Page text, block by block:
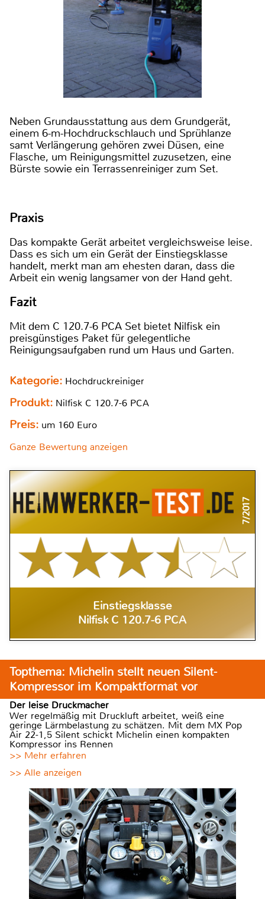
Neben Grundausstattung aus dem Grundgerät,
einem 6-m-Hochdruckschlauch und Sprühlanze
samt Verlängerung gehören zwei Düsen, eine
Flasche, um Reinigungsmittel zuzusetzen, eine
Bürste sowie ein Terrassenreiniger zum Set.
Praxis
Das kompakte Gerät arbeitet vergleichsweise leise.
Dass es sich um ein Gerät der Einstiegsklasse
handelt, merkt man am ehesten daran, dass die
Arbeit ein wenig langsamer von der Hand geht.
Fazit
Mit dem C 120.7-6 PCA Set bietet Nilfisk ein
preisgünstiges Paket für gelegentliche
Reinigungsaufgaben rund um Haus und Garten.
Kategorie: Hochdruckreiniger
Produkt: Nilfisk C 120.7-6 PCA
Preis: um 160 Euro
Ganze Bewertung anzeigen
7/2017
Einstiegsklasse
Nilfisk C 120.7-6 PCA
Topthema: Michelin stellt neuen Silent-
Kompressor im Kompaktformat vor
Der leise Druckmacher
Wer regelmäßig mit Druckluft arbeitet, weiß eine
geringe Lärmbelastung zu schätzen. Mit dem MX Pop
Air 22-1,5 Silent schickt Michelin einen kompakten
Kompressor ins Rennen
>> Mehr erfahren
>> Alle anzeigen